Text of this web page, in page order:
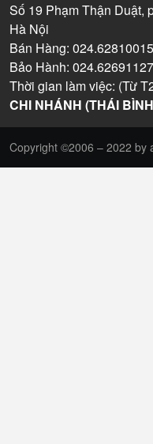
Số 19 Phạm Thận Duật,
Hà Nội
Bán Hàng: 024.62810015
Bảo Hành: 024.62691127
Thời gian làm việc: (Từ
CHI NHÁNH (THÁI
Copyright ©2006 – 2022 by